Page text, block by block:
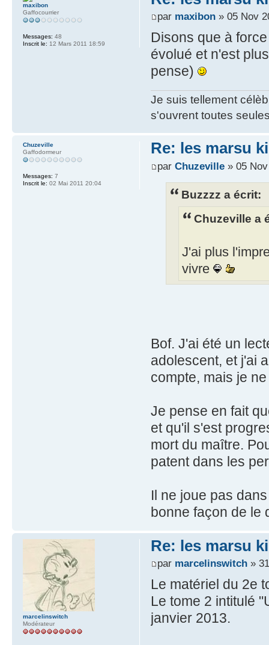
par maxibon» 05 Nov
Disons que à
évolué et n'est
pense)
Je suis tellement
s'ouvrent toutes
maxibon
Gaffocourrier
Messages: 48
Inscrit le: 12 Mars 2011 18:59
Re: les marsu
par Chuzeville» 05 Nov
Buzzzz a écrit:
Chuzeville a
J'ai plus
vivre
Bof. J'ai été un
adolescent, et j'ai
compte, mais je
Je pense en fait
et qu'il s'est
mort du maître.
patent dans les
Il ne joue pas
bonne façon de le
Chuzeville
Gaffodormeur
Messages: 7
Inscrit le: 02 Mai 2011 20:04
Re: les marsu
par marcelinswitch»
Le matériel du 2e
Le tome 2 intitulé
janvier 2013.
marcelinswitch
Modérateur